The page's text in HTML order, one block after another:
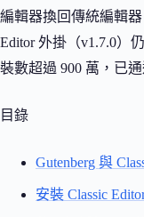
編輯器換回傳統編輯器
Editor 外掛（v1.7.0）
裝數超過 900 萬，已通
目錄
Gutenberg 與
安裝 Classic